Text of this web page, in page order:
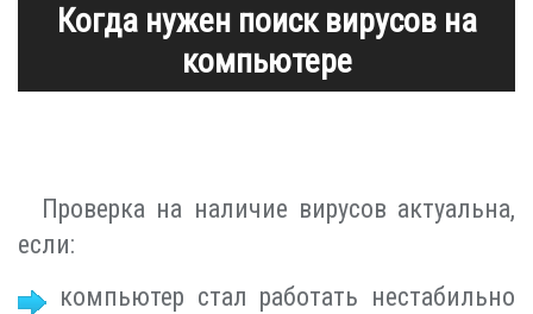
Когда нужен поиск вирусов на
компьютере
Проверка на наличие вирусов актуальна,
если:
компьютер стал работать нестабильно